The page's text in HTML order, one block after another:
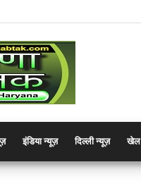
इंडिया न्यूज़ दिल्ली न्यूज़ खेल